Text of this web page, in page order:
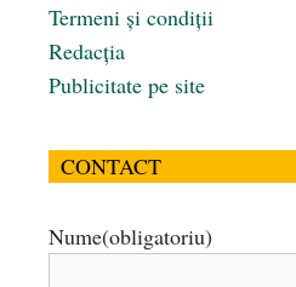
Termeni și condiții
Redacția
Publicitate pe site
CONTACT
Nume(obligatoriu)